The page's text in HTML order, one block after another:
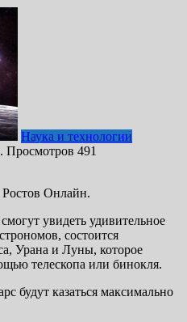
Наука и технологии
Просмотров 491
Онлайн.
увидеть удивительное
состоится
Урана и Луны, которое
телескопа или бинокля.
будут казаться максимально